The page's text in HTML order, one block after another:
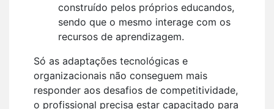
construído pelos próprios educandos,
sendo que o mesmo interage com os
recursos de aprendizagem.
Só as adaptações tecnológicas e
organizacionais não conseguem mais
responder aos desafios de competitividade,
o profissional precisa estar capacitado para